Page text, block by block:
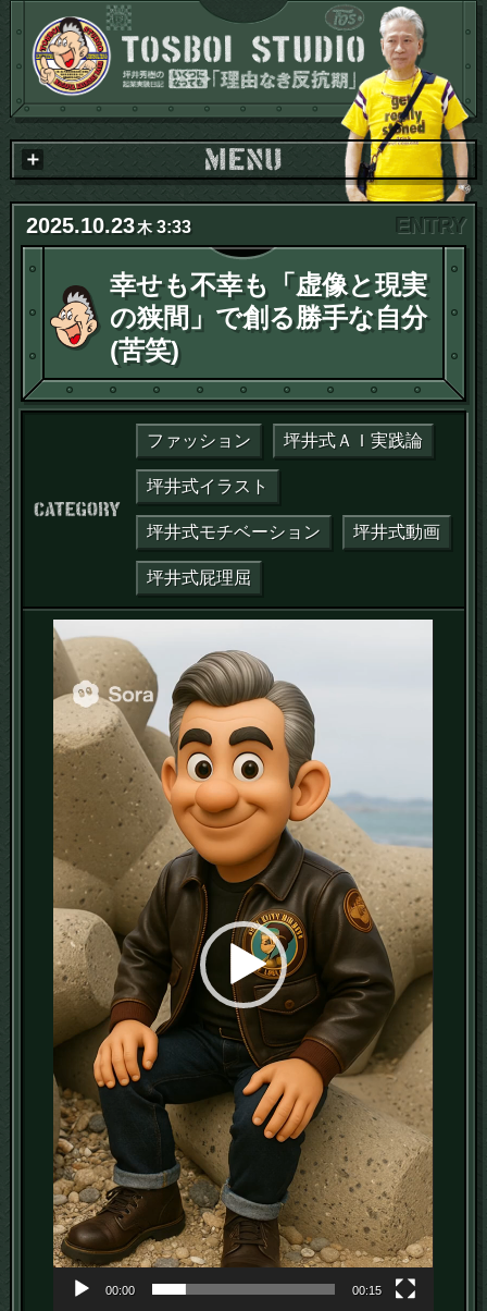
2025.10.23木3:33
幸せも不幸も「虚像と現実
の狭間」で創る勝手な自分
(苦笑)
カテゴリー：
ファッション 坪井式ＡＩ実践論
坪井式イラスト
坪井式モチベーション 坪井式動画
坪井式屁理屈
動
画
プ
レ
ー
00:00 00:15